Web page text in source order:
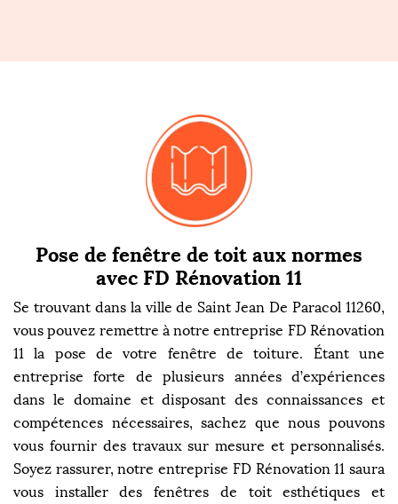
Pose de fenêtre de toit aux normes
avec FD Rénovation 11
Se trouvant dans la ville de Saint Jean De Paracol 11260,
vous pouvez remettre à notre entreprise FD Rénovation
11 la pose de votre fenêtre de toiture. Étant une
entreprise forte de plusieurs années d’expériences
dans le domaine et disposant des connaissances et
compétences nécessaires, sachez que nous pouvons
vous fournir des travaux sur mesure et personnalisés.
Soyez rassurer, notre entreprise FD Rénovation 11 saura
vous installer des fenêtres de toit esthétiques et